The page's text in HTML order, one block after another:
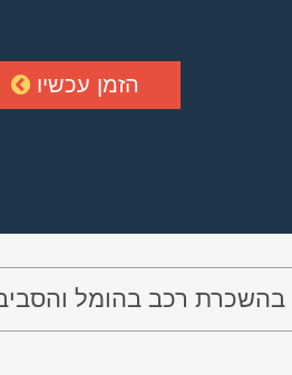
הזמן עכשיו
בהשכרת רכב בהומל